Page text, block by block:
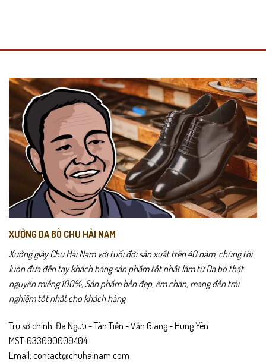
XƯỞNG DA BÒ CHU HẢI NAM
Xưởng giày Chu Hải Nam với tuổi đời sản xuất trên 40 năm, chúng tôi
luôn đưa đến tay khách hàng sản phẩm tốt nhất làm từ Da bò thật
nguyên miếng 100%, Sản phẩm bền đẹp, êm chân, mang đến trải
nghiệm tốt nhất cho khách hàng
Trụ sở chính: Đa Ngưu - Tân Tiến - Văn Giang - Hưng Yên
MST: 033090009404
Email: contact@chuhainam.com